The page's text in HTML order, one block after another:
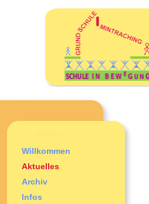
Willkommen
Aktuelles
Archiv
Infos